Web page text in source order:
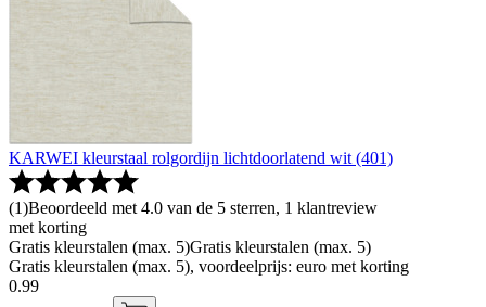
KARWEI kleurstaal rolgordijn lichtdoorlatend wit (401)
(1)Beoordeeld met 4.0 van de 5 sterren, 1 klantreview
met korting
Gratis kleurstalen (max. 5)Gratis kleurstalen (max. 5)
Gratis kleurstalen (max. 5), voordeelprijs: euro met korting
0.99